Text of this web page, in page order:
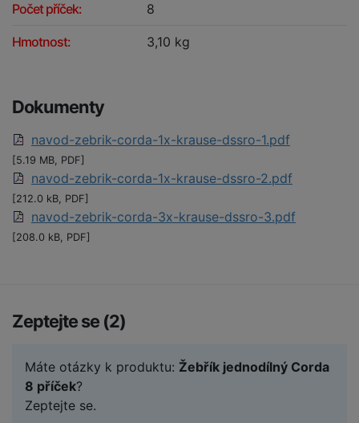
Počet příček: 8
Hmotnost: 3,10 kg
Dokumenty
navod-zebrik-corda-1x-krause-dssro-1.pdf
[5.19 MB, PDF]
navod-zebrik-corda-1x-krause-dssro-2.pdf
[212.0 kB, PDF]
navod-zebrik-corda-3x-krause-dssro-3.pdf
[208.0 kB, PDF]
Zeptejte se (2)
Máte otázky k produktu: Žebřík jednodílný Corda
8 příček?
Zeptejte se.